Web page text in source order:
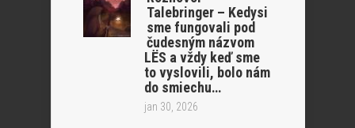
Talebringer – Kedysi
sme fungovali pod
čudesným názvom
LËS a vždy keď sme
to vyslovili, bolo nám
do smiechu…
jan 30, 2026